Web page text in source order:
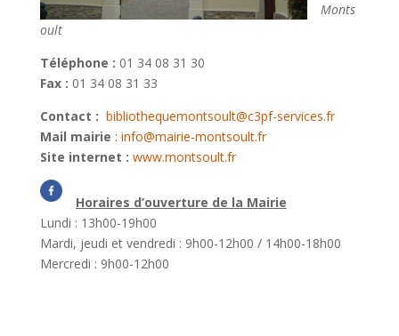
Monts
oult
Téléphone : 01 34 08 31 30
Fax : 01 34 08 31 33
Contact : bibliothequemontsoult@c3pf-services.fr
Mail mairie : info@mairie-montsoult.fr
Site internet : www.montsoult.fr
Horaires d’ouverture de la Mairie
Lundi : 13h00-19h00
Mardi, jeudi et vendredi : 9h00-12h00 / 14h00-18h00
Mercredi : 9h00-12h00